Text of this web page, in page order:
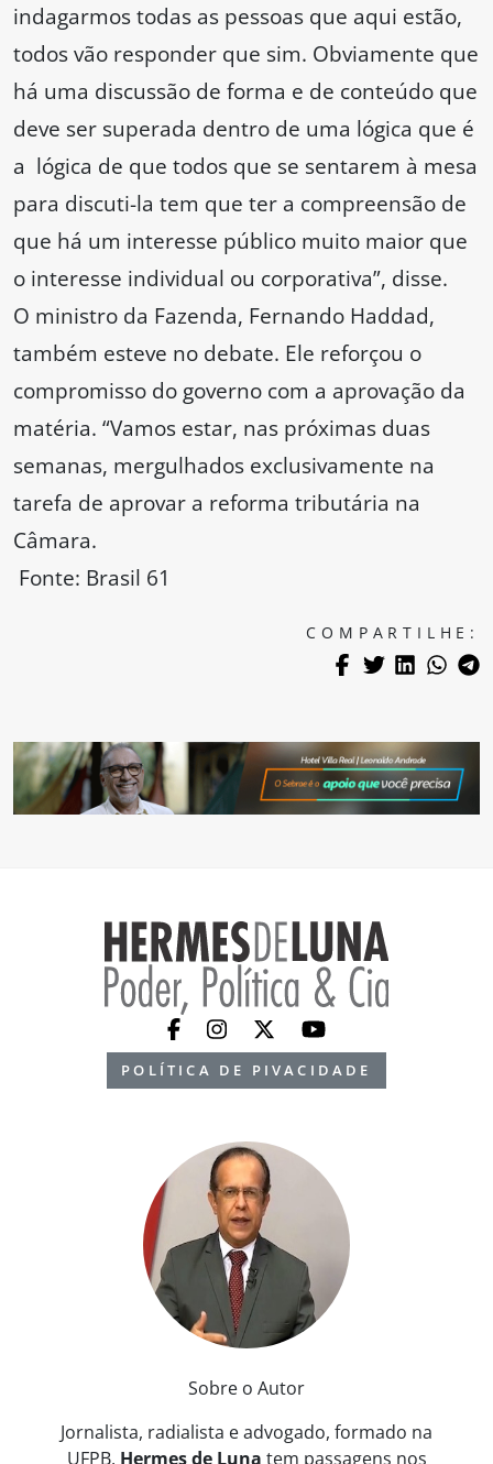
indagarmos todas as pessoas que aqui estão,
todos vão responder que sim. Obviamente que
há uma discussão de forma e de conteúdo que
deve ser superada dentro de uma lógica que é
a lógica de que todos que se sentarem à mesa
para discuti-la tem que ter a compreensão de
que há um interesse público muito maior que
o interesse individual ou corporativa”, disse.
O ministro da Fazenda, Fernando Haddad,
também esteve no debate. Ele reforçou o
compromisso do governo com a aprovação da
matéria. “Vamos estar, nas próximas duas
semanas, mergulhados exclusivamente na
tarefa de aprovar a reforma tributária na
Câmara.
Fonte: Brasil 61
COMPARTILHE:
POLÍTICA DE PIVACIDADE
Sobre o Autor
Jornalista, radialista e advogado, formado na
UFPB, Hermes de Luna tem passagens nos